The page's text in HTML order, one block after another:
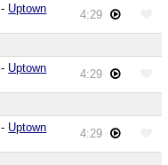
- Uptown
4:29
- Uptown
4:29
- Uptown
4:29